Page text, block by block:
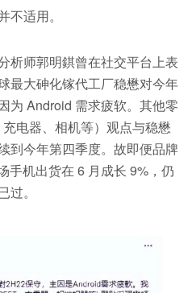
适用。
析师郭明錤曾在社交平台上表
最大砷化镓代工厂稳懋对今年
为 Android 需求疲软。其他零
电器、相机等）观点与稳懋
到今年第四季度。故即便品牌
手机出货在 6 月成长 9%，仍
。